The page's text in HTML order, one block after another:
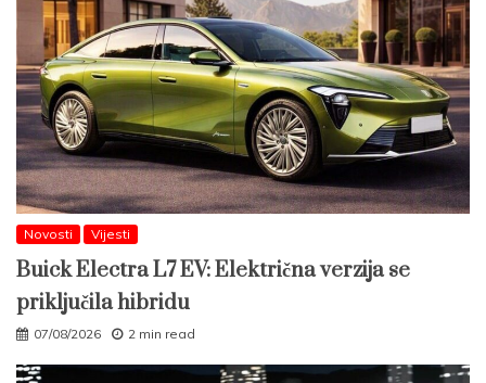
Novosti Vijesti
Buick Electra L7 EV: Električna verzija se
priključila hibridu
07/08/2026 2 min read